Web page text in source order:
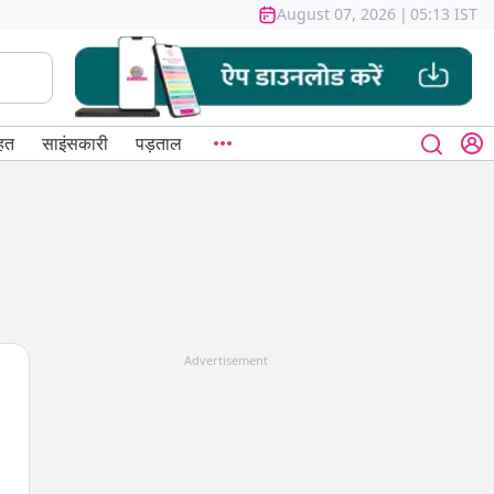
August 07, 2026 | 05:13 IST
साइंसकारी पड़ताल
Advertisement